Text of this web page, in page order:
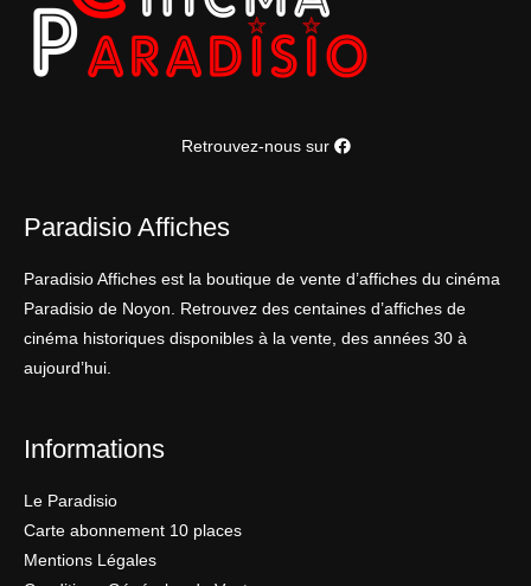
Retrouvez-nous sur
Paradisio Affiches
Paradisio Affiches est la boutique de vente d’affiches du cinéma
Paradisio de Noyon. Retrouvez des centaines d’affiches de
cinéma historiques disponibles à la vente, des années 30 à
aujourd’hui.
Informations
Le Paradisio
Carte abonnement 10 places
Mentions Légales